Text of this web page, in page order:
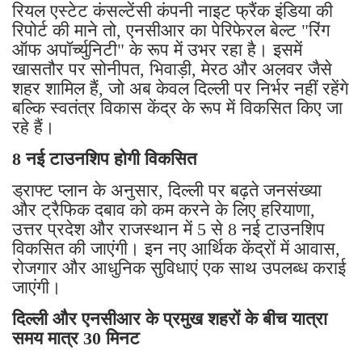
रियल एस्टेट कंसल्टेंसी कंपनी नाइट फ्रैंक इंडिया की
रिपोर्ट की माने तो, एनसीआर का पेरिफेरल बेल्ट "रिंग
ऑफ अपॉर्च्युनिटी" के रूप में उभर रहा है। इसमें
खासतौर पर सोनीपत, भिवाड़ी, मेरठ और अलवर जैसे
शहर शामिल हैं, जो अब केवल दिल्ली पर निर्भर नहीं रहेंगे
बल्कि स्वतंत्र विकास केंद्र के रूप में विकसित किए जा
रहे हैं।
8 नई टाउनशिप होगी विकसित
ड्राफ्ट प्लान के अनुसार, दिल्ली पर बढ़ते जनसंख्या
और ट्रैफिक दबाव को कम करने के लिए हरियाणा,
उत्तर प्रदेश और राजस्थान में 5 से 8 नई टाउनशिप
विकसित की जाएंगी। इन नए आर्थिक केंद्रों में आवास,
रोजगार और आधुनिक सुविधाएं एक साथ उपलब्ध कराई
जाएंगी।
दिल्ली और एनसीआर के प्रमुख शहरों के बीच यात्रा
समय मात्र 30 मिनट